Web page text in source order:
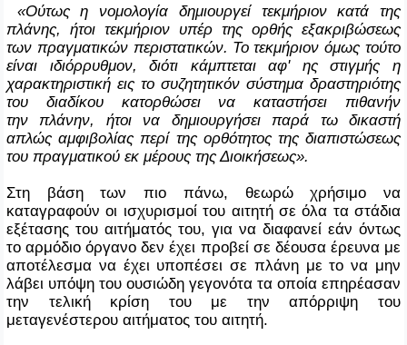
«Ούτως η νομολογία δημιουργεί τεκμήριον κατά της
πλάνης, ήτοι τεκμήριον υπέρ της ορθής εξακριβώσεως
των πραγματικών περιστατικών. Το τεκμήριον όμως τούτο
είναι ιδιόρρυθμον, διότι κάμπτεται αφ' ης στιγμής η
χαρακτηριστική εις το συζητητικόν σύστημα δραστηριότης
του διαδίκου κατορθώσει να καταστήσει πιθανήν
την πλάνην, ήτοι να δημιουργήσει παρά τω δικαστή
απλώς αμφιβολίας περί της ορθότητος της διαπιστώσεως
του πραγματικού εκ μέρους της Διοικήσεως».
Στη βάση των πιο πάνω, θεωρώ χρήσιμο να
καταγραφούν οι ισχυρισμοί του αιτητή σε όλα τα στάδια
εξέτασης του αιτήματός του, για να διαφανεί εάν όντως
το αρμόδιο όργανο δεν έχει προβεί σε δέουσα έρευνα με
αποτέλεσμα να έχει υποπέσει σε πλάνη με το να μην
λάβει υπόψη του ουσιώδη γεγονότα τα οποία επηρέασαν
την τελική κρίση του με την απόρριψη του
μεταγενέστερου αιτήματος του αιτητή.